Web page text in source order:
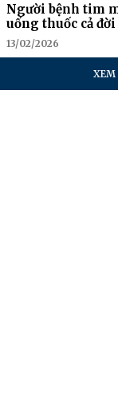
Người bệnh tim
uống thuốc cả
13/02/2026
XEM